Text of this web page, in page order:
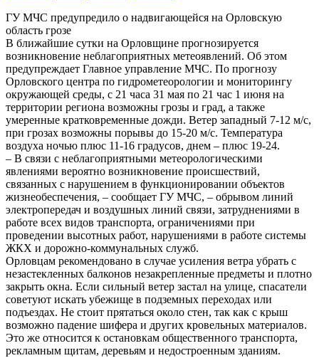
ГУ МЧС предупредило о надвигающейся на Орловскую
область грозе
В ближайшие сутки на Орловщине прогнозируется
возникновение неблагоприятных метеоявлений. Об этом
предупреждает Главное управление МЧС. По прогнозу
Орловского центра по гидрометеорологии и мониторингу
окружающей среды, с 21 часа 31 мая по 21 час 1 июня на
территории региона возможны грозы и град, а также
умеренные кратковременные дожди. Ветер западный 7-12 м/с,
при грозах возможны порывы до 15-20 м/с. Температура
воздуха ночью плюс 11-16 градусов, днем – плюс 19-24.
– В связи с неблагоприятными метеорологическими
явлениями вероятно возникновение происшествий,
связанных с нарушением в функционировании объектов
жизнеобеспечения, – сообщает ГУ МЧС, – обрывом линий
электропередач и воздушных линий связи, затруднениями в
работе всех видов транспорта, ограничениями при
проведении высотных работ, нарушениями в работе системы
ЖКХ и дорожно-коммунальных служб.
Орловцам рекомендовано в случае усиления ветра убрать с
незастекленных балконов незакрепленные предметы и плотно
закрыть окна. Если сильный ветер застал на улице, спасатели
советуют искать убежище в подземных переходах или
подъездах. Не стоит прятаться около стен, так как с крыш
возможно падение шифера и других кровельных материалов.
Это же относится к остановкам общественного транспорта,
рекламным щитам, деревьям и недостроенным зданиям.